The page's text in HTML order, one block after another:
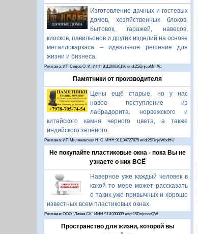
Изготовление дачных и гостевых
домов, хозяйственных блоков,
бытовок, гаражей, навесов,
киосков, павильонов и других изделий на основе
металлокаркаса – идеальное решение для
жизни и бизнеса.
Реклама: ИП Седов О. И. ИНН 911100036130 erid:2SDnjcoMmXq
Памятники от производителя
Цены ещё старые, но у нас
новое поступление из
лабрадорита, норвежского и
китайского камня черного цвета, а также
индийского зелёного.
Реклама: ИП Миляновская Н. С. ИНН:911104727675 erid:2SDnjeWbdHU
Не покупайте пластиковые окна - пока Вы не
узнаете о них ВСЁ
Наверное уже каждый человек в
какой то мере может рассказать
о таких уже привычных и хорошо
известных всем пластиковых окнах.
Реклама: ООО "Линия СК" ИНН 9111030039 erid:2SDnjccooQW
Пространство для жизни, которой вы